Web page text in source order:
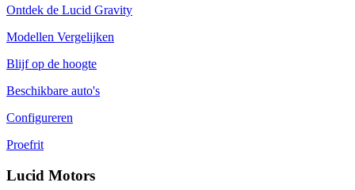
Ontdek de Lucid Gravity
Modellen Vergelijken
Blijf op de hoogte
Beschikbare auto's
Configureren
Proefrit
Lucid Motors